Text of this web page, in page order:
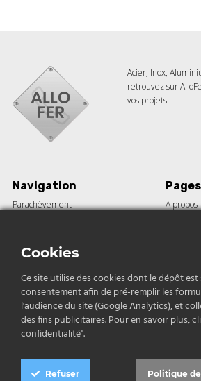
Acier, Inox,
retrouvez sur
vos projets
Navigation
Parachèvement
Construction
Inox et aluminium
A propos
Contact
04 12 04 68 79
Cookies
Ce site utilise des cookies dont le dépôt
consentement afin de pré-remplir les
l'audience du site (Google Analytics), et
des fins publicitaires. Pour en savoir plus,
confidentialité".
Politique
Refuser